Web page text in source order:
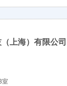
上海）有限公司
室